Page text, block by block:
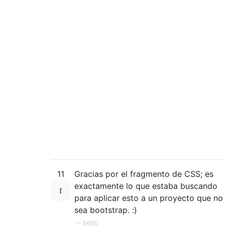
11
Gracias por el fragmento de CSS; es
exactamente lo que estaba buscando
para aplicar esto a un proyecto que no
sea bootstrap. :)
berto